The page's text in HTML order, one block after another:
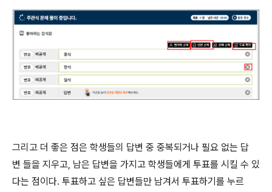
그리고 더 좋은 점은 학생들의 답변 중 중복되거나 필요 없는 답
변 들을 지우고, 남은 답변을 가지고 학생들에게 투표를 시킬 수 있
다는 점이다. 투표하고 싶은 답변들만 남겨서 투표하기를 누르